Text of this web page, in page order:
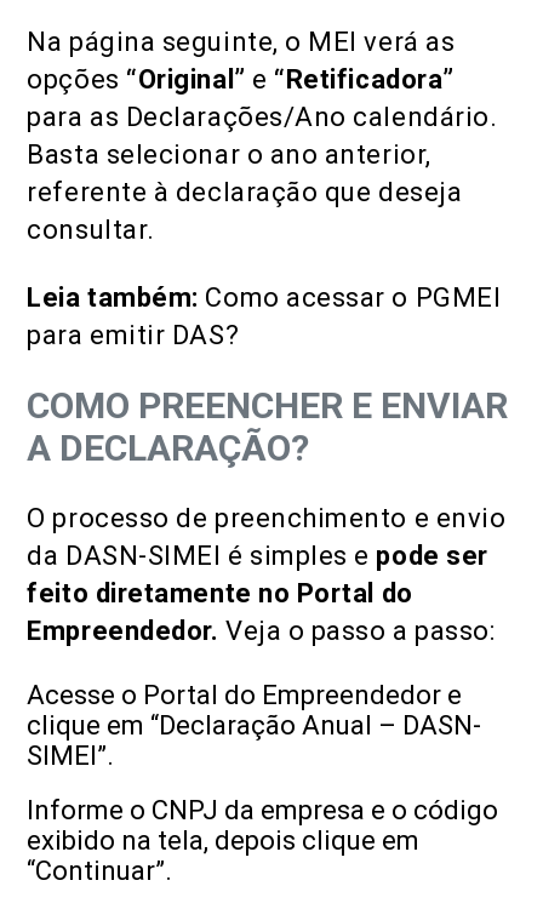
Na página seguinte, o MEI verá as
opções “Original” e “Retificadora”
para as Declarações/Ano calendário.
Basta selecionar o ano anterior,
referente à declaração que deseja
consultar.
Leia também: Como acessar o PGMEI
para emitir DAS?
COMO PREENCHER E ENVIAR
A DECLARAÇÃO?
O processo de preenchimento e envio
da DASN-SIMEI é simples e pode ser
feito diretamente no Portal do
Empreendedor. Veja o passo a passo:
Acesse o Portal do Empreendedor e
clique em “Declaração Anual – DASN-
SIMEI”.
Informe o CNPJ da empresa e o código
exibido na tela, depois clique em
“Continuar”.